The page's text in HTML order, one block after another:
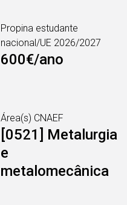
Propina estudante
nacional/UE 2026/2027
600€/ano
Área(s) CNAEF
[0521] Metalurgia
e
metalomecânica